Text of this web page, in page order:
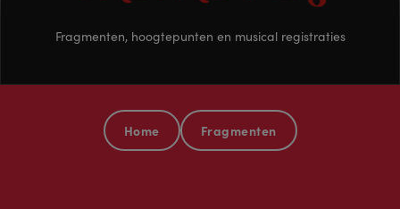
memoires
Fragmenten, hoogtepunten en musical registraties
Home Fragmenten